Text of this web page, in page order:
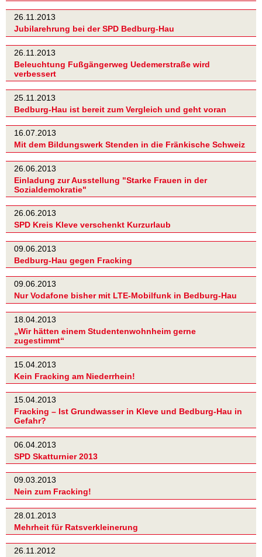
26.11.2013
Jubilarehrung bei der SPD Bedburg-Hau
26.11.2013
Beleuchtung Fußgängerweg Uedemerstraße wird
verbessert
25.11.2013
Bedburg-Hau ist bereit zum Vergleich und geht voran
16.07.2013
Mit dem Bildungswerk Stenden in die Fränkische Schweiz
26.06.2013
Einladung zur Ausstellung "Starke Frauen in der
Sozialdemokratie"
26.06.2013
SPD Kreis Kleve verschenkt Kurzurlaub
09.06.2013
Bedburg-Hau gegen Fracking
09.06.2013
Nur Vodafone bisher mit LTE-Mobilfunk in Bedburg-Hau
18.04.2013
„Wir hätten einem Studentenwohnheim gerne
zugestimmt“
15.04.2013
Kein Fracking am Niederrhein!
15.04.2013
Fracking – Ist Grundwasser in Kleve und Bedburg-Hau in
Gefahr?
06.04.2013
SPD Skatturnier 2013
09.03.2013
Nein zum Fracking!
28.01.2013
Mehrheit für Ratsverkleinerung
26.11.2012